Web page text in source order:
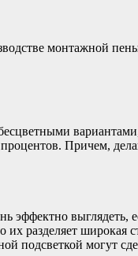
монтажной
вариантами,
Причем,
выглядеть,
разделяет широкая
подсветкой могут